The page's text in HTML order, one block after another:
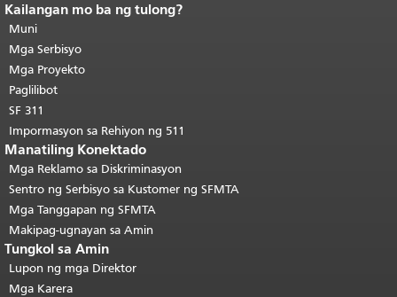
Katapusan ng nilalaman ng
pahina.
pahinang ito ay nauulit sa bawat
pahina.Bumalik sa tuktok ng
pangunahing nilalaman
Kailangan mo ba ng tulong?
Muni
Mga Serbisyo
Mga Proyekto
Paglilibot
SF 311
Impormasyon sa Rehiyon ng 511
Manatiling Konektado
Mga Reklamo sa Diskriminasyon
Sentro ng Serbisyo sa Kustomer ng SFMTA
Mga Tanggapan ng SFMTA
Makipag-ugnayan sa Amin
Tungkol sa Amin
Lupon ng mga Direktor
Mga Karera